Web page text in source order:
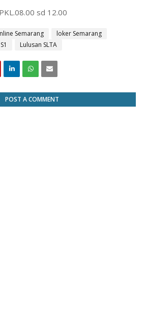
PKL.08.00 sd 12.00
Semarang
loker Semarang
Lulusan SLTA
POST A COMMENT